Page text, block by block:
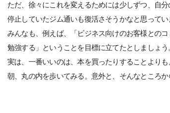
ただ、徐々にこれを変えるためには少しずつ、自
停止していたジム通いも復活さそうかなと思ってい
みんなも、例えば、「ビジネス向けのお客様との
勉強する」ということを目標に立てたとしましょう
実は、一番いいのは、本を買ったりすることより
朝、丸の内を歩いてみる。意外と、そんなところか